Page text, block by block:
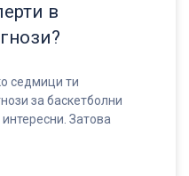
в
седмици ти
за баскетболни
Затова